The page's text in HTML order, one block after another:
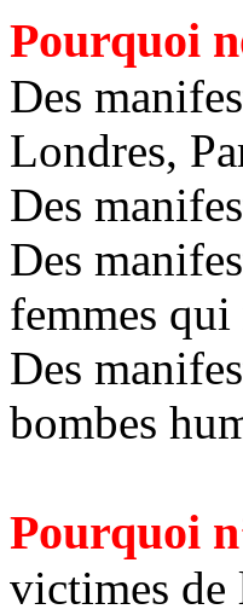
Pourquoi
Des
Londres,
Des
Des
femmes
Des
bombes
Pourquoi
victimes de